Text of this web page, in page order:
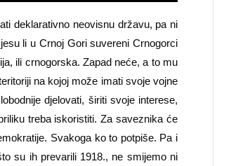
deklarativno neovisnu državu, pa ni
li u Crnoj Gori suvereni Crnogorci
ili crnogorska. Zapad neće, a to mu
na kojoj može imati svoje vojne
djelovati, širiti svoje interese,
treba iskoristiti. Za saveznika će
Svakoga ko to potpiše. Pa i
su ih prevarili 1918., ne smijemo ni